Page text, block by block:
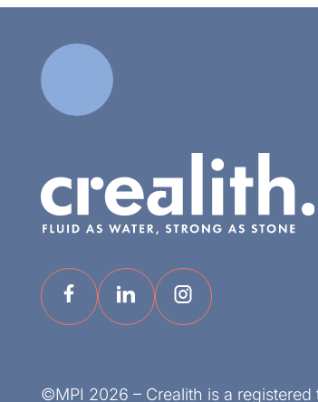
©MPI 2026 – Crealith is a